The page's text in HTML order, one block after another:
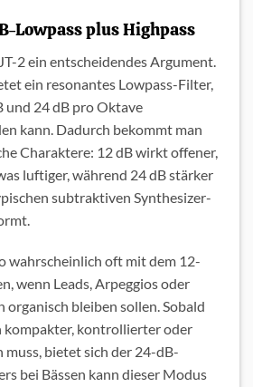
Lowpass plus Highpass
2 ein entscheidendes Argument.
ein resonantes Lowpass-Filter,
und 24 dB pro Oktave
kann. Dadurch bekommt man
Charaktere: 12 dB wirkt offener,
luftiger, während 24 dB stärker
subtraktiven Synthesizer-
wahrscheinlich oft mit dem 12-
wenn Leads, Arpeggios oder
organisch bleiben sollen. Sobald
kompakter, kontrollierter oder
bietet sich der 24-dB-
bei Bässen kann dieser Modus